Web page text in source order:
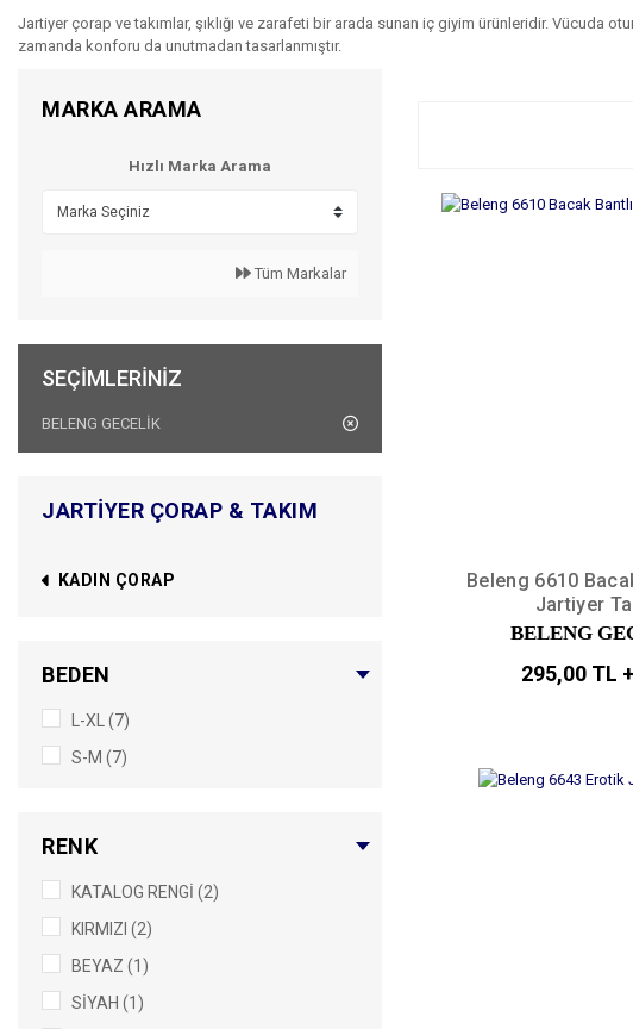
Jartiyer çorap ve takımlar, şıklığı ve zarafeti bir arada sunan iç giyim ürünleridir. Vücuda
zamanda konforu da unutmadan tasarlanmıştır.
MARKA ARAMA
Hızlı Marka Arama
Tüm Markalar
SEÇIMLERINIZ
BELENG GECELİK
JARTIYER ÇORAP & TAKIM
KADIN ÇORAP
BEDEN
L-XL (7)
S-M (7)
RENK
KATALOG RENGİ (2)
KIRMIZI (2)
BEYAZ (1)
SİYAH (1)
Beleng 6610
Jartiyer
BELENG
295,00 TL